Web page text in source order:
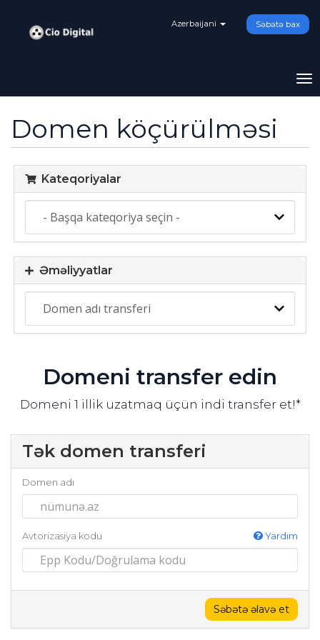
Azerbaijani Səbətə bax
Domen köçürülməsi
Kateqoriyalar
Əməliyyatlar
Domeni transfer edin
Domeni 1 illik uzatmaq üçün indi transfer et!*
Tək domen transferi
Domen adı
Avtorizasiya kodu Yardım
Səbətə əlavə et